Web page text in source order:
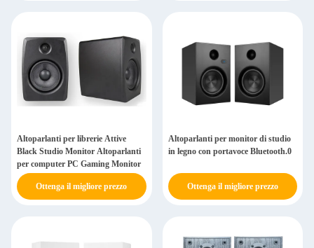
Altoparlanti per librerie Attive
Black Studio Monitor Altoparlanti
per computer PC Gaming Monitor
Ottenga il migliore prezzo
Altoparlanti per monitor di studio
in legno con portavoce Bluetooth.0
Ottenga il migliore prezzo